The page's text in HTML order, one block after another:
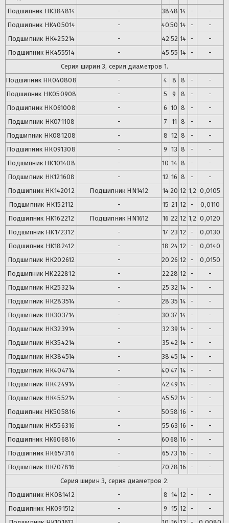
Подшипник НК384814 - 38 48 14 -
-
Подшипник НК405014 - 40 50 14 -
-
Подшипник НК425214 - 42 52 14 -
-
Подшипник НК455514 - 45 55 14 -
-
Серия ширин 3, серия диаметров 1.
Подшипник НК040808 - 4 8 8 -
-
Подшипник НК050908 - 5 9 8 -
-
Подшипник НК061008 - 6 10 8 -
-
Подшипник НК071108 - 7 11 8 -
-
Подшипник НК081208 - 8 12 8 -
-
Подшипник НК091308 - 9 13 8 -
-
Подшипник НК101408 - 10 14 8 -
-
Подшипник НК121608 - 12 16 8 -
-
Подшипник НК142012 Подшипник HN1412 14 20 12 1,2 0,0105
Подшипник НК152112 - 15 21 12 -
0,0110
Подшипник НК162212 Подшипник HN1612 16 22 12 1,2 0,0120
Подшипник НК172312 - 17 23 12 -
0,0130
Подшипник НК182412 - 18 24 12 -
0,0140
Подшипник НК202612 - 20 26 12 -
0,0150
Подшипник НК222812 - 2228 12 -
-
Подшипник НК253214 - 25 32 14 -
-
Подшипник НК283514 - 28 35 14 -
-
Подшипник НК303714 - 30 37 14 -
-
Подшипник НК323914 - 32 39 14 -
-
Подшипник НК354214 - 35 42 14 -
-
Подшипник НК384514 - 38 45 14 -
-
Подшипник НК404714 - 40 47 14 -
-
Подшипник НК424914 - 42 49 14 -
-
Подшипник НК455214 - 45 52 14 -
-
Подшипник НК505816 - 50 58 16 -
-
Подшипник НК556316 - 55 63 16 -
-
Подшипник НК606816 - 60 68 16 -
-
Подшипник НК657316 - 65 73 16 -
-
Подшипник НК707816 - 70 78 16 -
-
Серия ширин 3, серия диаметров 2.
Подшипник НК081412 - 8 14 12 -
-
Подшипник НК091512 - 9 15 12 -
-